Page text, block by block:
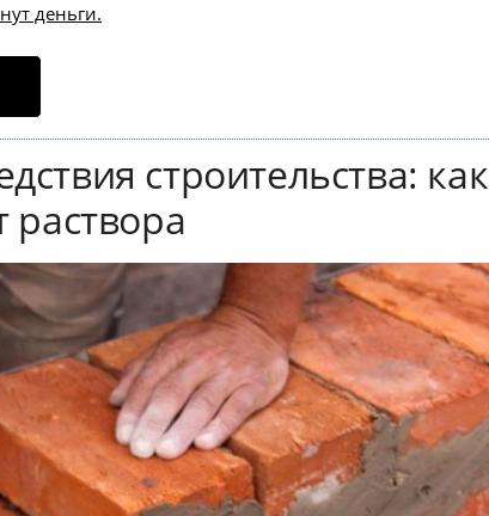
деньги.
строительства: как
раствора